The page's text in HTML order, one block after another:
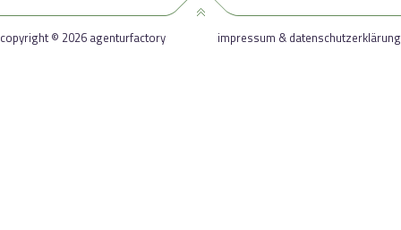
copyright © 2026 agenturfactory impressum & datenschutzerklärung